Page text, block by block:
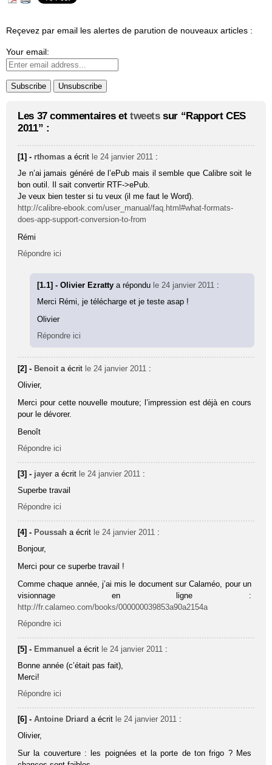
Reçevez par email les alertes de parution de nouveaux articles :
Your email:
Les 37 commentaires et tweetssur “Rapport CES
2011” :
[1] - rthomas a écrit le 24 janvier 2011 :
Je n’ai jamais généré de l’ePub mais il semble que Calibre soit le
bon outil. Il sait convertir RTF->ePub.
Je veux bien tester si tu veux (il me faut le Word).
http://calibre-ebook.com/user_manual/faq.html#what-formats-
does-app-support-conversion-to-from
Rémi
Répondre ici
[1.1] - Olivier Ezrattya répondu le 24 janvier 2011 :
Merci Rémi, je télécharge et je teste asap !
Olivier
Répondre ici
[2] - Benoit a écrit le 24 janvier 2011 :
Olivier,
Merci pour cette nouvelle mouture; l’impression est déjà en cours
pour le dévorer.
Benoît
Répondre ici
[3] - jayer a écrit le 24 janvier 2011 :
Superbe travail
Répondre ici
[4] - Poussah a écrit le 24 janvier 2011 :
Bonjour,
Merci pour ce superbe travail !
Comme chaque année, j’ai mis le document sur Calaméo, pour un
visionnage en ligne :
http://fr.calameo.com/books/000000039853a90a2154a
Répondre ici
[5] - Emmanuel a écrit le 24 janvier 2011 :
Bonne année (c’était pas fait),
Merci!
Répondre ici
[6] -Antoine Driard a écrit le 24 janvier 2011 :
Olivier,
Sur la couverture : les poignées et la porte de ton frigo ? Mes